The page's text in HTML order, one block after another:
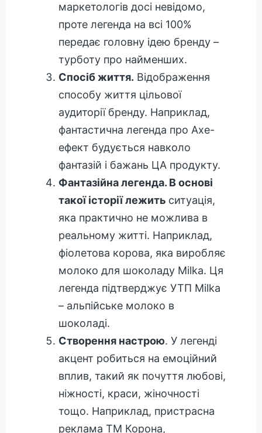
маркетологів досі невідомо,
проте легенда на всі 100%
передає головну ідею бренду –
турботу про найменших.
Спосіб життя. Відображення
способу життя цільової
аудиторії бренду. Наприклад,
фантастична легенда про Axe-
ефект будується навколо
фантазій і бажань ЦА продукту.
Фантазійна легенда. В основі
такої історії лежить ситуація,
яка практично не можлива в
реальному житті. Наприклад,
фіолетова корова, яка виробляє
молоко для шоколаду Milka. Ця
легенда підтверджує УТП Milka
– альпійське молоко в
шоколаді.
Створення настрою. У легенді
акцент робиться на емоційний
вплив, такий як почуття любові,
ніжності, краси, жіночності
тощо. Наприклад, пристрасна
реклама ТМ Корона,